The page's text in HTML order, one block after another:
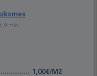
9 min.
1,00€/M2